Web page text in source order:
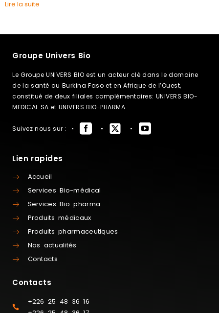
Lire la suite
Groupe Univers Bio
Le Groupe UNIVERS BIO est un acteur clé dans le domaine
de la santé au Burkina Faso et en Afrique de l’Ouest,
constitué de deux filiales complémentaires: UNIVERS BIO-
MEDICAL SA et UNIVERS BIO-PHARMA
Suivez nous sur :
Lien rapides
Accueil
Services Bio-médical
Services Bio-pharma
Produits médicaux
Produits pharmaceutiques
Nos actualités
Contacts
Contacts
+226 25 48 36 16